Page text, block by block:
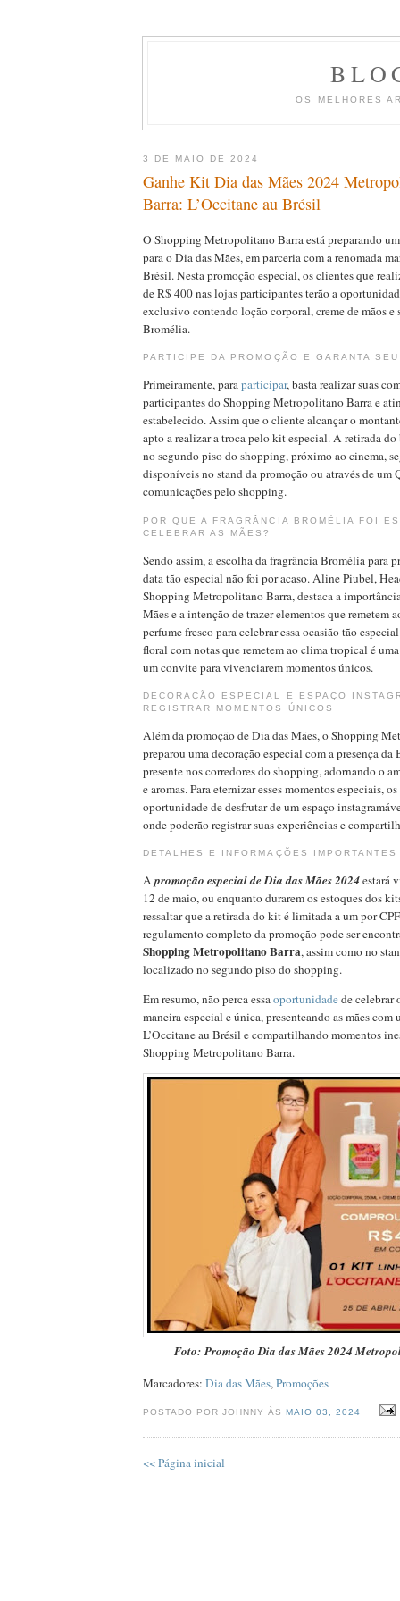
OS MELHORES
3 DE MAIO DE 2024
Ganhe Kit Dia das Mães 2024
Barra: L’Occitane au Brésil
O Shopping Metropolitano Barra está preparando
para o Dia das Mães, em parceria com a renomada
Brésil. Nesta promoção especial, os clientes que
de R$ 400 nas lojas participantes terão a
exclusivo contendo loção corporal, creme de mãos e
Bromélia.
PARTICIPE DA PROMOÇÃO E GARANTA
Primeiramente, paraparticipar, basta realizar suas
participantes do Shopping Metropolitano Barra e
estabelecido. Assim que o cliente alcançar o
apto a realizar a troca pelo kit especial. A retirada
no segundo piso do shopping, próximo ao cinema,
disponíveis no stand da promoção ou através de um
comunicações pelo shopping.
POR QUE A FRAGRÂNCIA BROMÉLIA FOI
CELEBRAR AS MÃES?
Sendo assim, a escolha da fragrância Bromélia para
data tão especial não foi por acaso. Aline Piubel,
Shopping Metropolitano Barra, destaca a
Mães e a intenção de trazer elementos que remetem
perfume fresco para celebrar essa ocasião tão
floral com notas que remetem ao clima tropical é uma
um convite para vivenciarem momentos únicos.
DECORAÇÃO ESPECIAL E ESPAÇO
REGISTRAR MOMENTOS ÚNICOS
Além da promoção de Dia das Mães, o Shopping
preparou uma decoração especial com a presença da
presente nos corredores do shopping, adornando o
e aromas. Para eternizar esses momentos especiais,
oportunidade de desfrutar de um espaço
onde poderão registrar suas experiências e
DETALHES E INFORMAÇÕES IMPORTANTES
Apromoção especial de Dia das Mães 2024estará
12 de maio, ou enquanto durarem os estoques dos
ressaltar que a retirada do kit é limitada a um por
regulamento completo da promoção pode ser
Shopping Metropolitano Barra, assim como no
localizado no segundo piso do shopping.
Em resumo, não perca essaoportunidadede celebrar
maneira especial e única, presenteando as mães
L’Occitane au Brésil e compartilhando momentos
Shopping Metropolitano Barra.
Foto: Promoção Dia das Mães 2024
Marcadores: Dia das Mães,Promoções
POSTADO POR JOHNNY ÀSMAIO 03, 2024
<< Página inicial